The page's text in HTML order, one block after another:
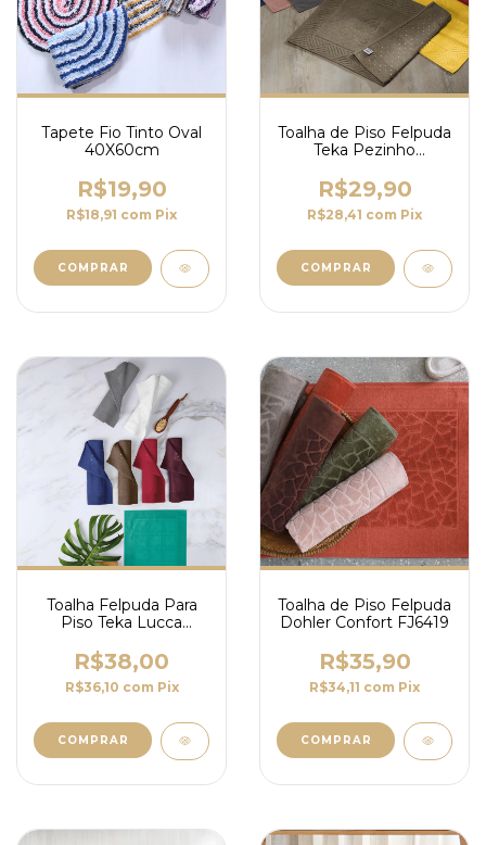
Tapete Fio Tinto Oval
40X60cm
R$19,90
R$18,91 com Pix
COMPRAR
Toalha de Piso Felpuda
Teka Pezinho
R$29,90
R$28,41 com Pix
COMPRAR
Toalha Felpuda Para
Piso Teka Lucca
R$38,00
R$36,10 com Pix
COMPRAR
Toalha de Piso Felpuda
Dohler Confort FJ6419
R$35,90
R$34,11 com Pix
COMPRAR